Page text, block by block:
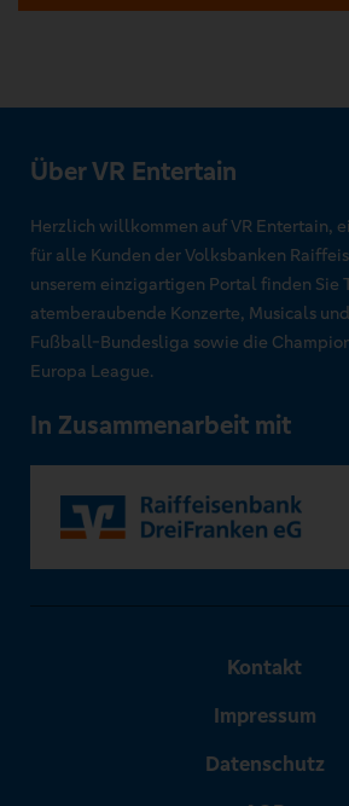
Über VR Entertain
Herzlich willkommen auf VR Entertain,
für alle Kunden der Volksbanken
unserem einzigartigen Portal finden Sie
atemberaubende Konzerte, Musicals
Fußball-Bundesliga sowie die
Europa League.
In Zusammenarbeit mit
Kontakt
Impressum
Datenschutz